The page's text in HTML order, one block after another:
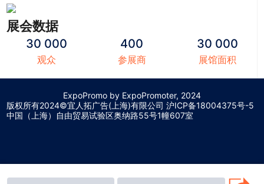
展会数据
30 000
观众
400
参展商
30 000
展馆面积
ExpoPromo by ExpoPromoter, 2024
版权所有2024©宜人拓广告(上海)有限公司 沪ICP备18004375号-5
中国（上海）自由贸易试验区奥纳路55号1幢607室